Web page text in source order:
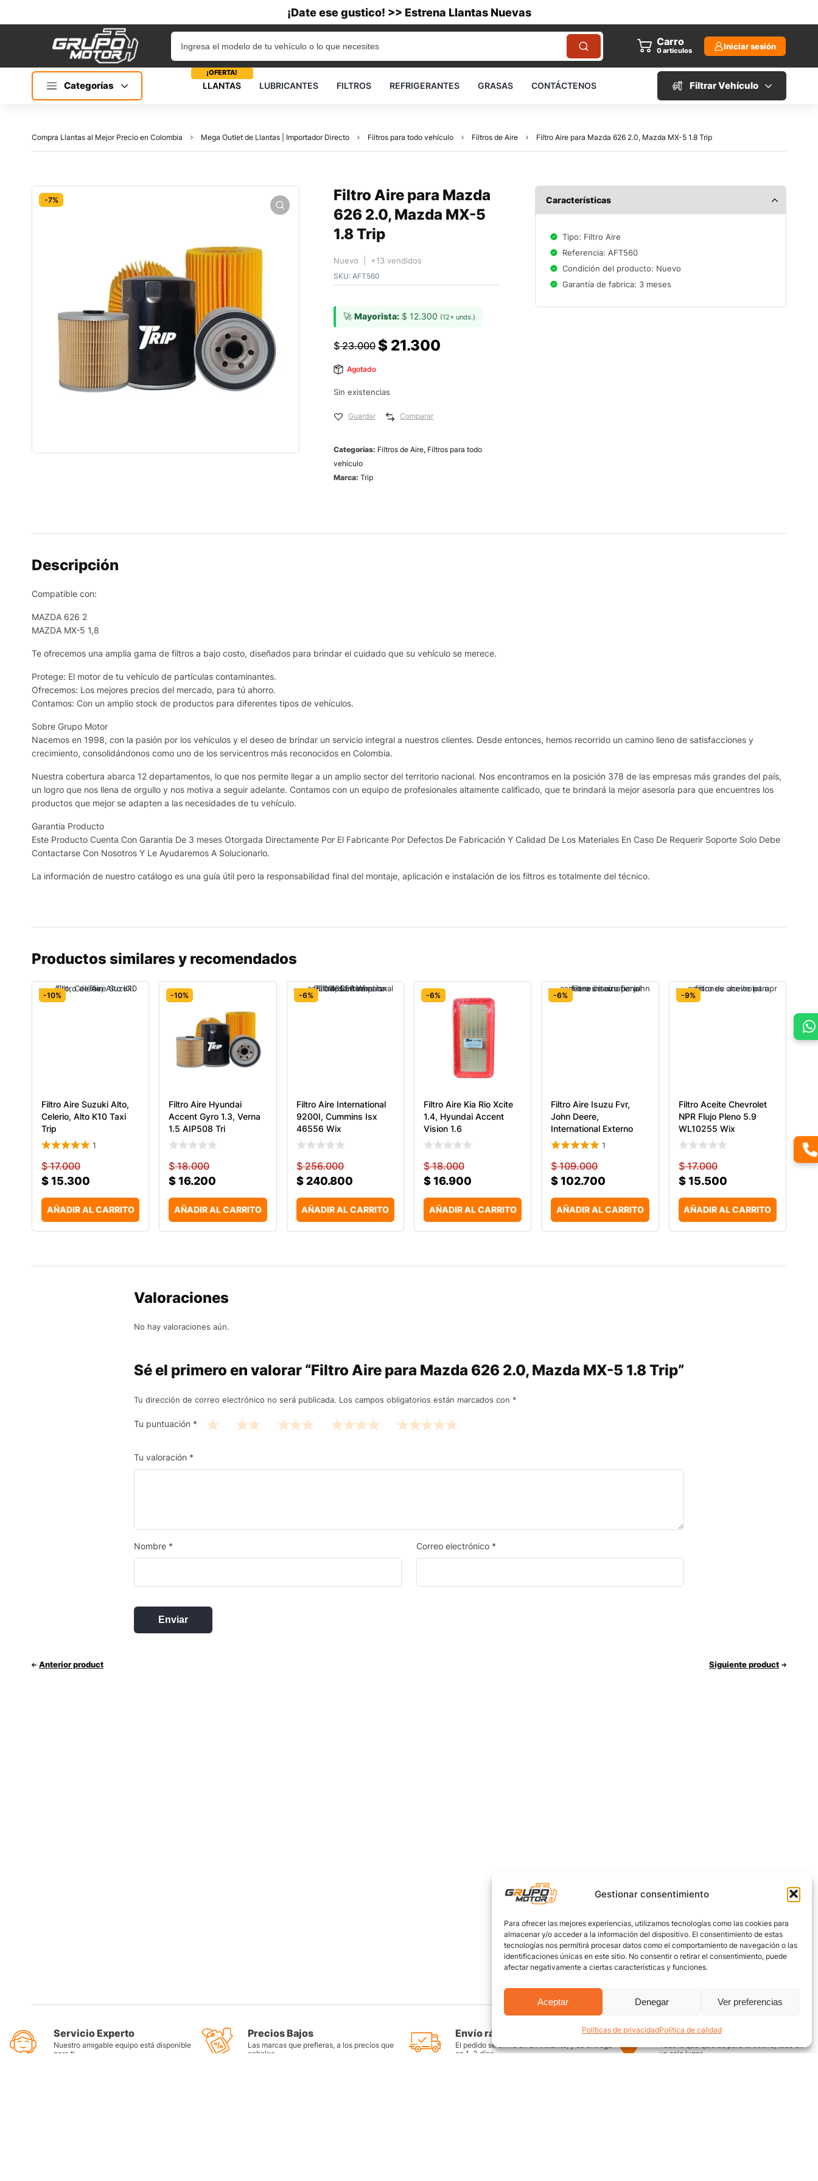
Gestionar consentimiento
Para ofrecer las mejores experiencias, utilizamos tecnologías como las cookies para
almacenar y/o acceder a la información del dispositivo. El consentimiento de estas
tecnologías nos permitirá procesar datos como el comportamiento de navegación o las
identificaciones únicas en este sitio. No consentir o retirar el consentimiento, puede
afectar negativamente a ciertas características y funciones.
Aceptar Denegar Ver preferencias
Políticas de privacidadPolítica de calidad
¡Date ese gustico! >> Estrena Llantas Nuevas
Carro
0artículos Iniciar sesión
Categorías LLANTAS
¡OFERTA!
LUBRICANTES FILTROS REFRIGERANTES GRASAS CONTÁCTENOS Filtrar Vehículo
Compra Llantas al Mejor Precio en Colombia Mega Outlet de Llantas | Importador Directo Filtros para todo vehículo Filtros de Aire Filtro Aire para Mazda 626 2.0, Mazda MX-5 1.8 Trip
-7%
Filtro Aire para Mazda
626 2.0, Mazda MX-5
1.8 Trip
Nuevo | +13 vendidos
SKU: AFT560
🚀 Mayorista: $ 12.300 (12+ unds.)
$23.000 $ 21.300
Agotado
Sin existencias
Guardar Comparar
Categorías: Filtros de Aire, Filtros para todo
vehículo
Marca: Trip
Características
Tipo: Filtro Aire
Referencia: AFT560
Condición del producto: Nuevo
Garantía de fabrica: 3 meses
Descripción
Compatible con:
MAZDA 626 2
MAZDA MX-5 1,8
Te ofrecemos una amplia gama de filtros a bajo costo, diseñados para brindar el cuidado que su vehículo se merece.
Protege: El motor de tu vehículo de partículas contaminantes.
Ofrecemos: Los mejores precios del mercado, para tú ahorro.
Contamos: Con un amplio stock de productos para diferentes tipos de vehículos.
Sobre Grupo Motor
Nacemos en 1998, con la pasión por los vehículos y el deseo de brindar un servicio integral a nuestros clientes. Desde entonces, hemos recorrido un camino lleno de satisfacciones y
crecimiento, consolidándonos como uno de los servicentros más reconocidos en Colombia.
Nuestra cobertura abarca 12 departamentos, lo que nos permite llegar a un amplio sector del territorio nacional. Nos encontramos en la posición 378 de las empresas más grandes del país,
un logro que nos llena de orgullo y nos motiva a seguir adelante. Contamos con un equipo de profesionales altamente calificado, que te brindará la mejor asesoría para que encuentres los
productos que mejor se adapten a las necesidades de tu vehículo.
Garantia Producto
Este Producto Cuenta Con Garantia De 3 meses Otorgada Directamente Por El Fabricante Por Defectos De Fabricación Y Calidad De Los Materiales En Caso De Requerir Soporte Solo Debe
Contactarse Con Nosotros Y Le Ayudaremos A Solucionarlo.
La información de nuestro catálogo es una guía útil pero la responsabilidad final del montaje, aplicación e instalación de los filtros es totalmente del técnico.
Productos similares y recomendados
-10%
Filtro Aire Suzuki Alto,
Celerio, Alto K10 Taxi
Trip
1
$17.000
$15.300
AÑADIR AL CARRITO
-10%
Filtro Aire Hyundai
Accent Gyro 1.3, Verna
1.5 AIP508 Tri
$18.000
$16.200
AÑADIR AL CARRITO
-6%
Filtro Aire International
9200I, Cummins Isx
46556 Wix
$256.000
$240.800
AÑADIR AL CARRITO
-6%
Filtro Aire Kia Rio Xcite
1.4, Hyundai Accent
Vision 1.6
$18.000
$16.900
AÑADIR AL CARRITO
-6%
Filtro Aire Isuzu Fvr,
John Deere,
International Externo
1
$109.000
$102.700
AÑADIR AL CARRITO
-9%
Filtro Aceite Chevrolet
NPR Flujo Pleno 5.9
WL10255 Wix
$17.000
$15.500
AÑADIR AL CARRITO
Valoraciones
No hay valoraciones aún.
Sé el primero en valorar “Filtro Aire para Mazda 626 2.0, Mazda MX-5 1.8 Trip”
Tu dirección de correo electrónico no será publicada. Los campos obligatorios están marcados con *
Tu puntuación *
Tu valoración *
Nombre * Correo electrónico *
Anterior product Siguiente product
Servicio Experto
Nuestro amigable equipo está disponible
para ti
Precios Bajos
Las marcas que prefieras, a los precios que
anhelas
Envío rápido y seguro
El pedido se envía en un instante, y se entrega
en 1-3 días
Encuentra aquí
Todo lo que quieras para tu coche, todo en
un solo lugar